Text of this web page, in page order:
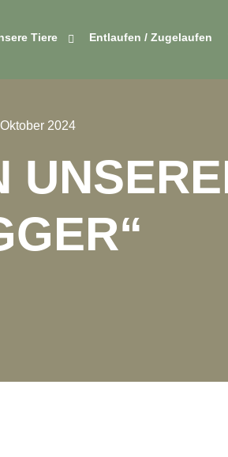
Tiere Entlaufen / Zugelaufen
2024